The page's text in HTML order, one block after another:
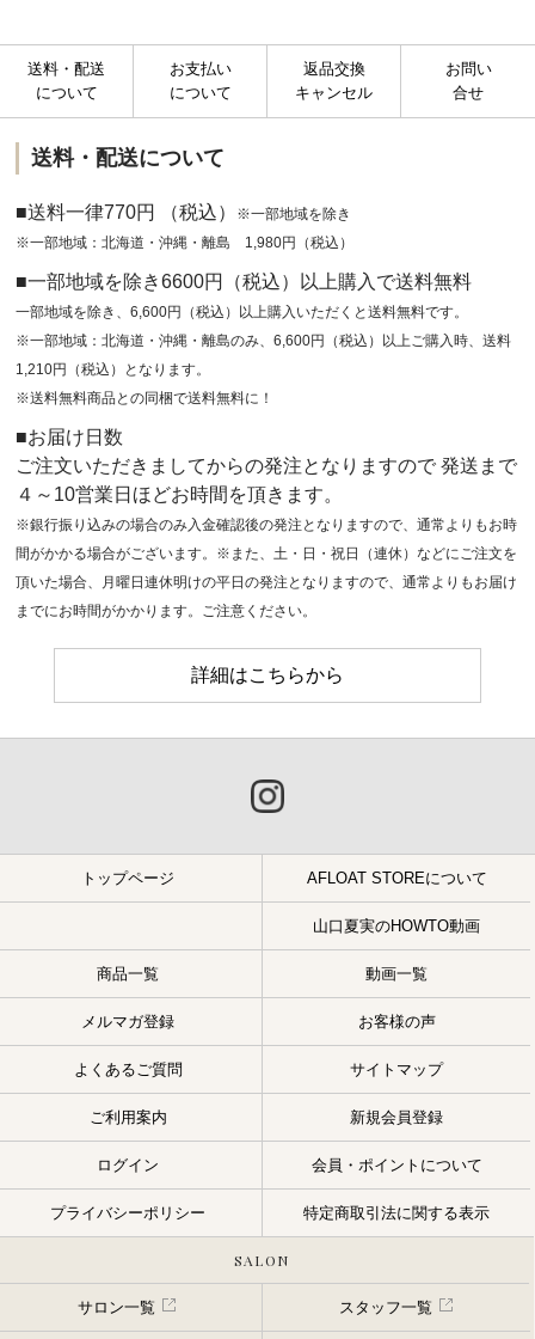
送料・配送
について
お支払い
について
返品交換
キャンセル
お問い
合せ
送料・配送について
■送料一律770円 （税込）
※一部地域を除き
※一部地域：北海道・沖縄・離島 1,980円（税込）
■一部地域を除き6600円（税込）以上購入で送料無料
一部地域を除き、6,600円（税込）以上購入いただくと送料無料です。
※一部地域：北海道・沖縄・離島のみ、6,600円（税込）以上ご購入時、送料
1,210円（税込）となります。
※送料無料商品との同梱で送料無料に！
■お届け日数
ご注文いただきましてからの発注となりますので 発送まで
４～10営業日ほどお時間を頂きます。
※銀行振り込みの場合のみ入金確認後の発注となりますので、通常よりもお時
間がかかる場合がございます。※また、土・日・祝日（連休）などにご注文を
頂いた場合、月曜日連休明けの平日の発注となりますので、通常よりもお届け
までにお時間がかかります。ご注意ください。
詳細はこちらから
トップページ AFLOAT STOREについて
山口夏実のHOWTO動画
商品一覧 動画一覧
メルマガ登録 お客様の声
よくあるご質問 サイトマップ
ご利用案内 新規会員登録
ログイン 会員・ポイントについて
プライバシーポリシー 特定商取引法に関する表示
SALON
サロン一覧 スタッフ一覧